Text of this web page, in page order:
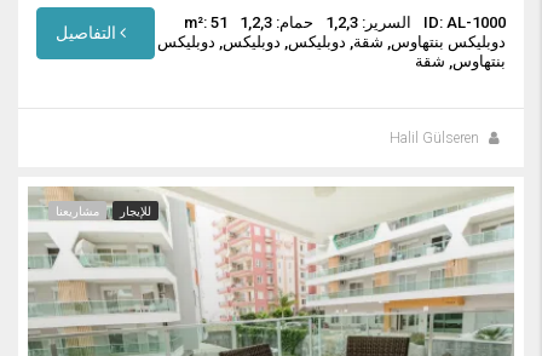
ID: AL-1000 السرير: 1,2,3 حمام: 1,2,3
m²: 51
دوبليكس بنتهاوس, شقة, دوبليكس, دوبليكس, دوبليكس
بنتهاوس, شقة
Halil Gülseren
للإيجار مشاريعنا